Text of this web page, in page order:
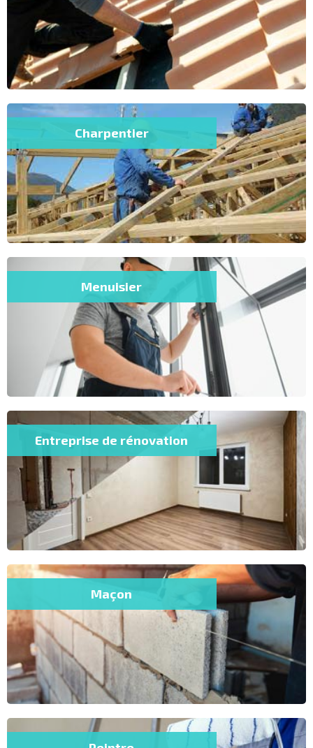
Charpentier
Menuisier
Entreprise de rénovation
Maçon